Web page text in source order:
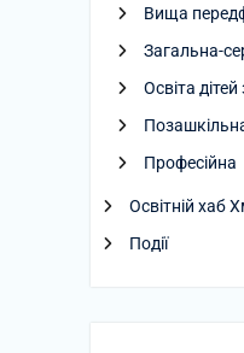
Вища
Загальна-
Освіта
Професійна
Освітній хаб
Події